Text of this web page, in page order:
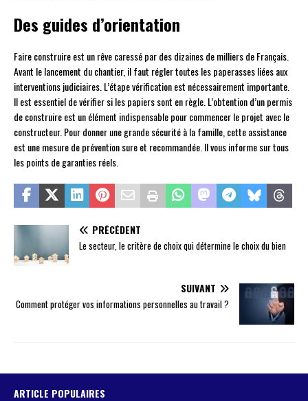
Des guides d’orientation
Faire construire est un rêve caressé par des dizaines de milliers de Français.
Avant le lancement du chantier, il faut régler toutes les paperasses liées aux
interventions judiciaires. L’étape vérification est nécessairement importante.
Il est essentiel de vérifier si les papiers sont en règle. L’obtention d’un permis
de construire est un élément indispensable pour commencer le projet avec le
constructeur. Pour donner une grande sécurité à la famille, cette assistance
est une mesure de prévention sure et recommandée. Il vous informe sur tous
les points de garanties réels.
PRÉCÉDENT
Le secteur, le critère de choix qui détermine le choix du bien
SUIVANT
Comment protéger vos informations personnelles au travail ?
ARTICLE POPULAIRES